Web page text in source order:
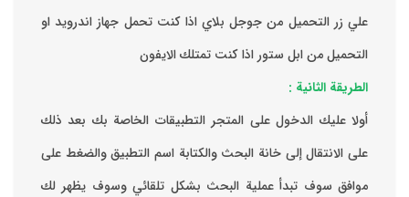
علي زر التحميل من جوجل بلاي اذا كنت تحمل جهاز اندرويد او
التحميل من ابل ستور اذا كنت تمتلك الايفون
الطريقة الثانية :
‏أولا عليك الدخول على المتجر التطبيقات الخاصة بك ‏بعد ذلك
على الانتقال إلى خانة البحث والكتابة اسم التطبيق والضغط على
موافق ‏سوف تبدأ عملية البحث بشكل تلقائي وسوف يظهر لك